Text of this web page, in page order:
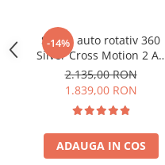
-14%
Scaun auto rotativ 360
Silver Cross Motion 2 All
Size Space
2.135,00 RON
1.839,00 RON
ADAUGA IN COS